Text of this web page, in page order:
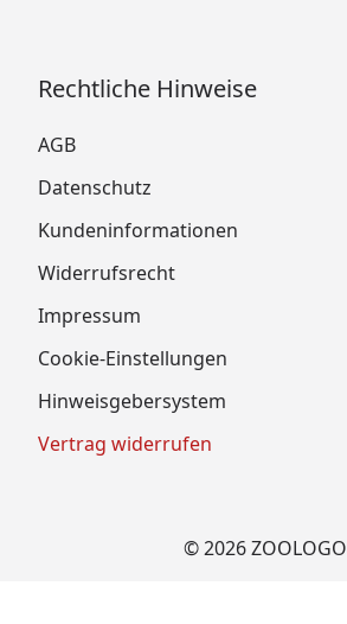
Rechtliche Hinweise
AGB
Datenschutz
Kundeninformationen
Widerrufsrecht
Impressum
Cookie-Einstellungen
Hinweisgebersystem
Vertrag widerrufen
© 2026 ZOOLOGO